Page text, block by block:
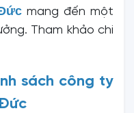
mang đến một
Tham khảo chi
sách công ty